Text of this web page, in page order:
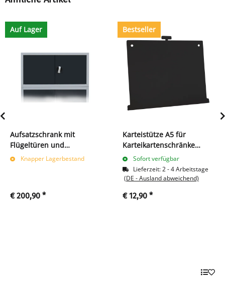
Auf Lager
Aufsatzschrank mit
Flügeltüren und
Zylinderschloss mit
Knapper Lagerbestand
€ 200,90 *
Bestseller
Karteistütze A5 für
Karteikartenschränke
tiefschwarz
Sofort verfügbar
Lieferzeit:2 - 4 Arbeitstage
(DE - Ausland abweichend)
€ 12,90 *